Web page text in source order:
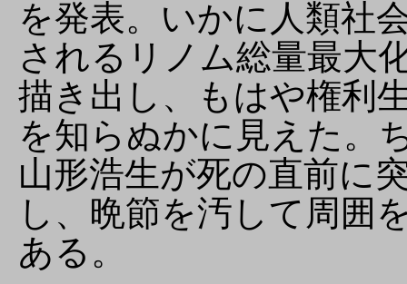
を発表。いかに人類社
されるリノム総量最大
描き出し、もはや権利
を知らぬかに見えた。
山形浩生が死の直前に
し、晩節を汚して周囲
ある。